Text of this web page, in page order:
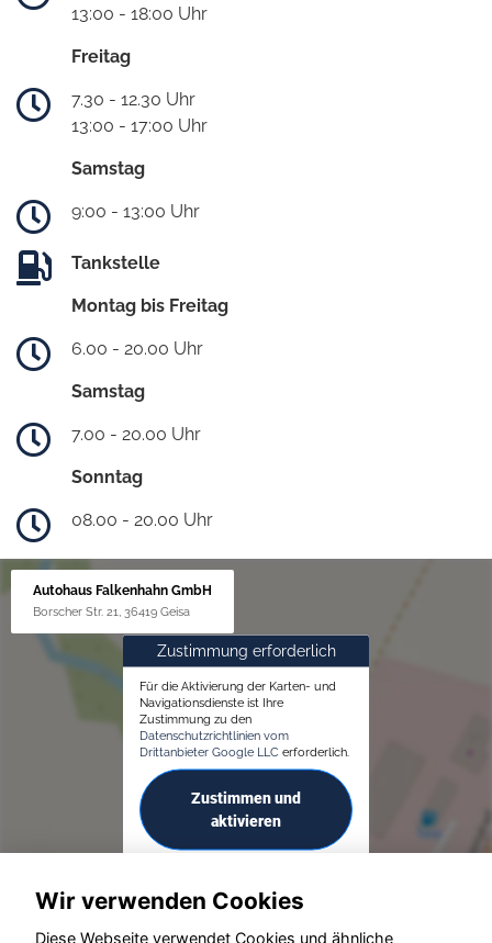
13:00 - 18:00 Uhr
Freitag
7.30 - 12.30 Uhr
13:00 - 17:00 Uhr
Samstag
9:00 - 13:00 Uhr
Tankstelle
Montag bis Freitag
6.00 - 20.00 Uhr
Samstag
7.00 - 20.00 Uhr
Sonntag
08.00 - 20.00 Uhr
Autohaus Falkenhahn GmbH
Borscher Str. 21, 36419 Geisa
Zustimmung erforderlich
Für die Aktivierung der Karten- und
Navigationsdienste ist Ihre
Zustimmung zu den
Datenschutzrichtlinien vom
Drittanbieter Google LLC erforderlich.
Zustimmen und
aktivieren
Wir verwenden Cookies
Diese Webseite verwendet Cookies und ähnliche